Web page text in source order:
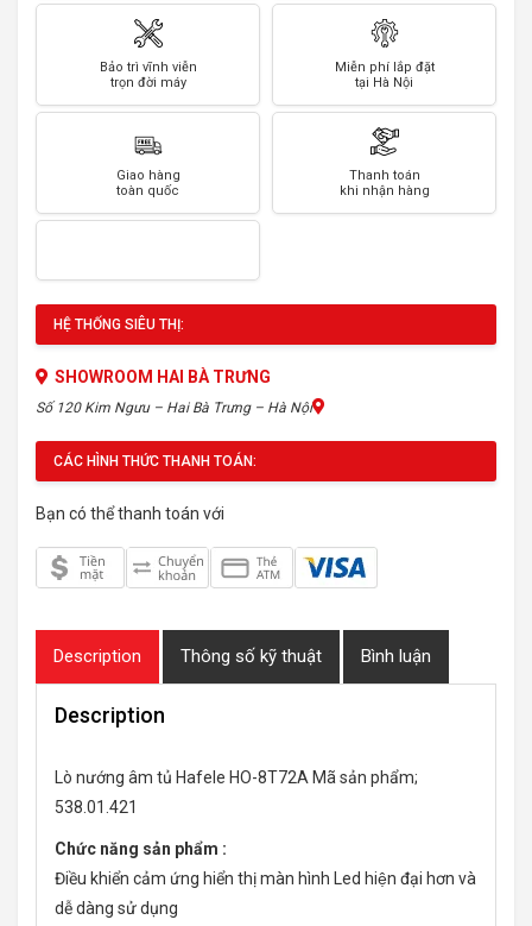
Bảo trì vĩnh viễn
trọn đời máy
Miễn phí lắp đặt
tại Hà Nội
Giao hàng
toàn quốc
Thanh toán
khi nhận hàng
HỆ THỐNG SIÊU THỊ:
SHOWROOM HAI BÀ TRƯNG
Số 120 Kim Ngưu – Hai Bà Trưng – Hà Nội
CÁC HÌNH THỨC THANH TOÁN:
Bạn có thể thanh toán với
Description Thông số kỹ thuật Bình luận
Description
Lò nướng âm tủ Hafele HO-8T72A Mã sản phẩm;
538.01.421
Chức năng sản phẩm :
Điều khiển cảm ứng hiển thị màn hình Led hiện đại hơn và
dễ dàng sử dụng